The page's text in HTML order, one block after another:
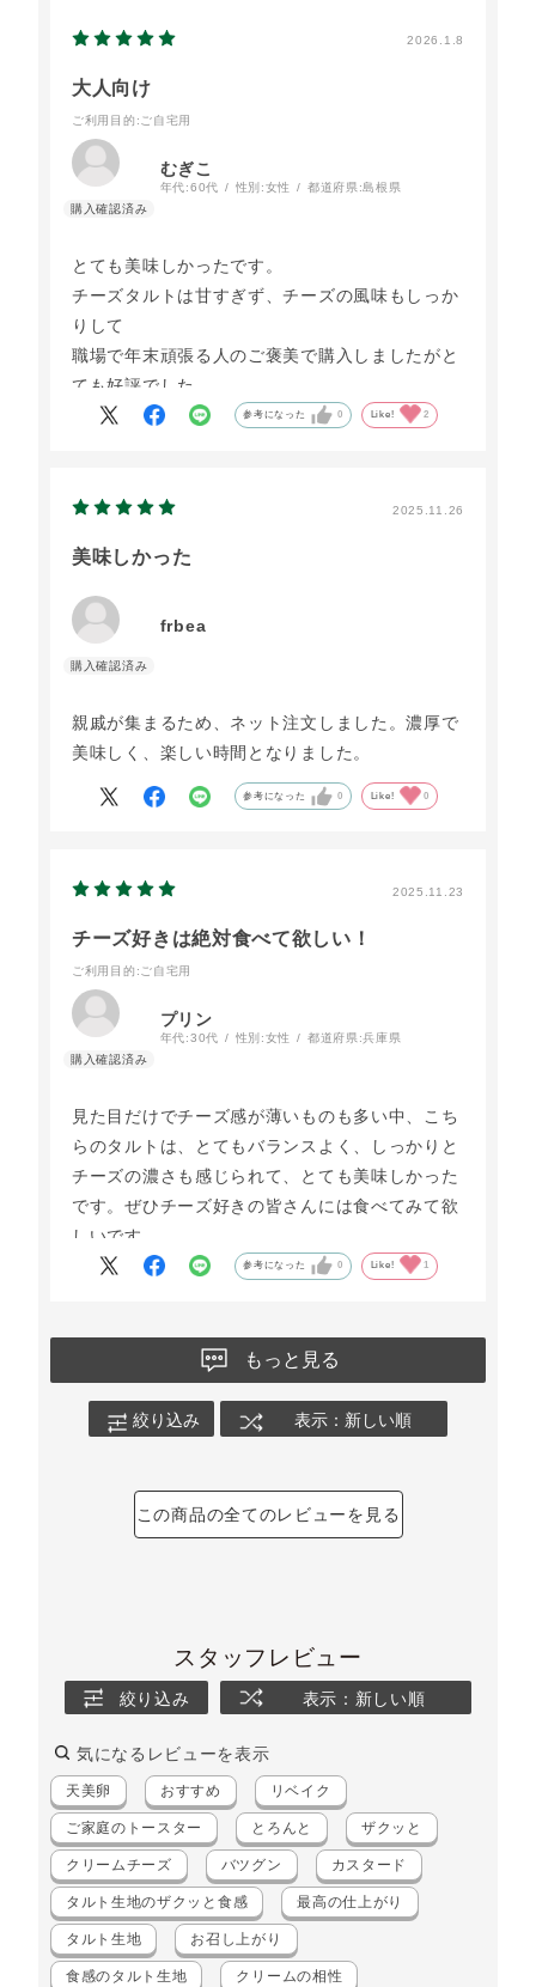
2026.1.8
大人向け
ご利用目的 :ご自宅用
むぎこ
年代:60代 性別:女性 都道府県:島根県
とても美味しかったです。
チーズタルトは甘すぎず、チーズの風味もしっか
りして
職場で年末頑張る人のご褒美で購入しましたがと
ても好評でした
参考になった 0 Like! 2
2025.11.26
美味しかった
frbea
親戚が集まるため、ネット注文しました。濃厚で
美味しく、楽しい時間となりました。
参考になった 0 Like! 0
2025.11.23
チーズ好きは絶対食べて欲しい！
ご利用目的 :ご自宅用
プリン
年代:30代 性別:女性 都道府県:兵庫県
見た目だけでチーズ感が薄いものも多い中、こち
らのタルトは、とてもバランスよく、しっかりと
チーズの濃さも感じられて、とても美味しかった
です。ぜひチーズ好きの皆さんには食べてみて欲
しいです。
参考になった 0 Like! 1
もっと見る
絞り込み 表示：新しい順
この商品の全てのレビューを見る
スタッフレビュー
絞り込み 表示：新しい順
気になるレビューを表示
天美卵 おすすめ リベイク
ご家庭のトースター とろんと ザクッと
クリームチーズ バツグン カスタード
タルト生地のザクッと食感 最高の仕上がり
タルト生地 お召し上がり
食感のタルト生地 クリームの相性